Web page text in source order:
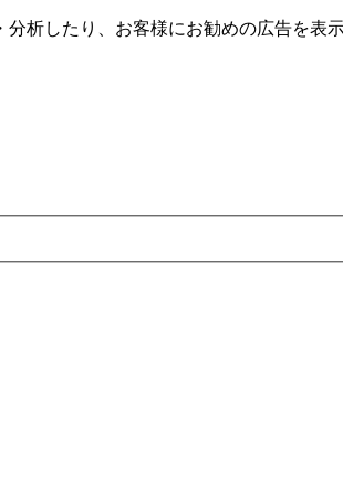
析したり、お客様にお勧めの広告を表